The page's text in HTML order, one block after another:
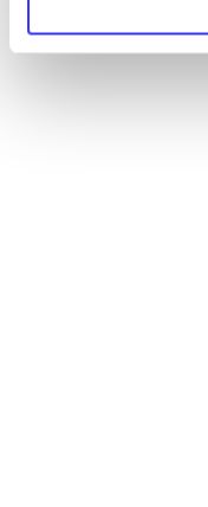
Alle registrerede